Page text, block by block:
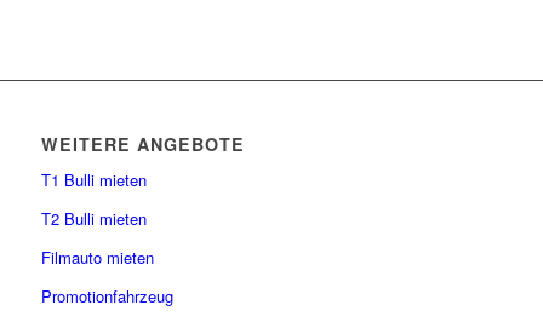
WEITERE ANGEBOTE
T1 Bulli mieten
T2 Bulli mieten
Filmauto mieten
Promotionfahrzeug